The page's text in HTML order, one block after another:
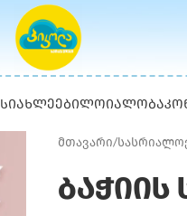
ᲡᲘᲐᲮᲚᲔᲔᲑᲘᲚᲝᲘᲐᲚᲝᲑᲐ
მთავარი/